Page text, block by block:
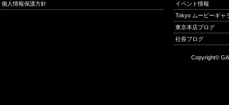
個人情報保護方針
イベント情報
Tokyo ムービーギャ
東京本店ブログ
社長ブログ
Copyright©